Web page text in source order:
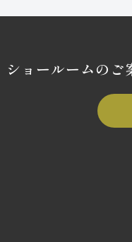
ショールームのご